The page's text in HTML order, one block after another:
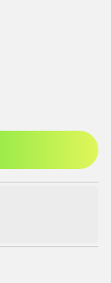
dig som medlem